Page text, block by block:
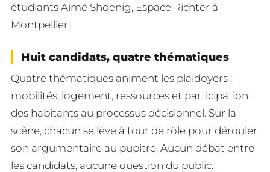
étudiants Aimé Shoenig, Espace Richter à
Montpellier.
Huit candidats, quatre thématiques
Quatre thématiques animent les plaidoyers :
mobilités, logement, ressources et participation
des habitants au processus décisionnel. Sur la
scène, chacun se lève à tour de rôle pour dérouler
son argumentaire au pupitre. Aucun débat entre
les candidats, aucune question du public.